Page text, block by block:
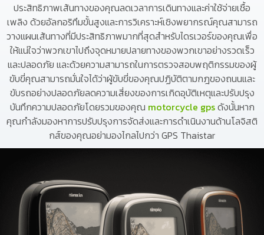
แต่นั่นไม่ใช่ทั้งหมด GPS Thaistar ยังช่วยให้คุณสามารถเพิ่ม
ประสิทธิภาพเส้นทางของคุณลดเวลาการเดินทางและค่าใช้จ่ายเชื้อ
เพลิง ด้วยอัลกอริทึมขั้นสูงและการวิเคราะห์เชิงพยากรณ์คุณสามารถ
วางแผนเส้นทางที่มีประสิทธิภาพมากที่สุดสำหรับไดรเวอร์ของคุณเพื่อ
ให้แน่ใจว่าพวกเขาไปถึงจุดหมายปลายทางของพวกเขาอย่างรวดเร็ว
และปลอดภัย และด้วยความสามารถในการตรวจสอบพฤติกรรมของผู้
ขับขี่คุณสามารถมั่นใจได้ว่าผู้ขับขี่ของคุณปฏิบัติตามกฎของถนนและ
ขับรถอย่างปลอดภัยลดความเสี่ยงของการเกิดอุบัติเหตุและปรับปรุง
บันทึกความปลอดภัยโดยรวมของคุณmotorcycle gpsดังนั้นหาก
คุณกำลังมองหาการปรับปรุงการจัดส่งและการดำเนินงานด้านโลจิสติ
กส์ของคุณอย่ามองไกลไปกว่า GPS Thaistar